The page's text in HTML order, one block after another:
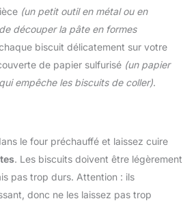
(un petit outil en métal ou en
découper la pâte en formes
biscuit délicatement sur votre
de papier sulfurisé (un papier
empêche les biscuits de coller).
le four préchauffé et laissez cuire
. Les biscuits doivent être légèrement
pas trop durs. Attention : ils
donc ne les laissez pas trop